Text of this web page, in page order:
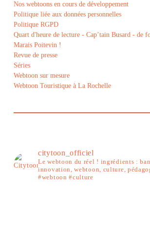
Nos webtoons en cours de développement
Politique liée aux données personnelles
Politique RGPD
Quart d'heure de lecture - Cap’tain Busard - de
Marais Poitevin !
Revue de presse
Séries
Webtoon sur mesure
Webtoon Touristique à La Rochelle
citytoon_officiel
Le webtoon du réel ! ingrédients :
innovation, webtoon, culture,
#webtoon #culture